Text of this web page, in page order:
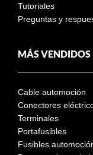
Tutoriales
Preguntas y
MÁS VENDIDOS
Cable automoción
Conectores
Terminales
Portafusibles
Fusibles